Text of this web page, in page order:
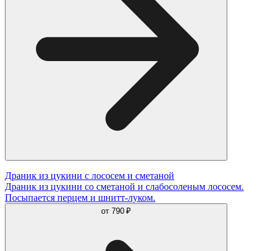
Драник из цукини с лососем и сметаной
Драник из цукини со сметаной и слабосоленым лососем.
Посыпается перцем и шнитт-луком.
от 790 ₽